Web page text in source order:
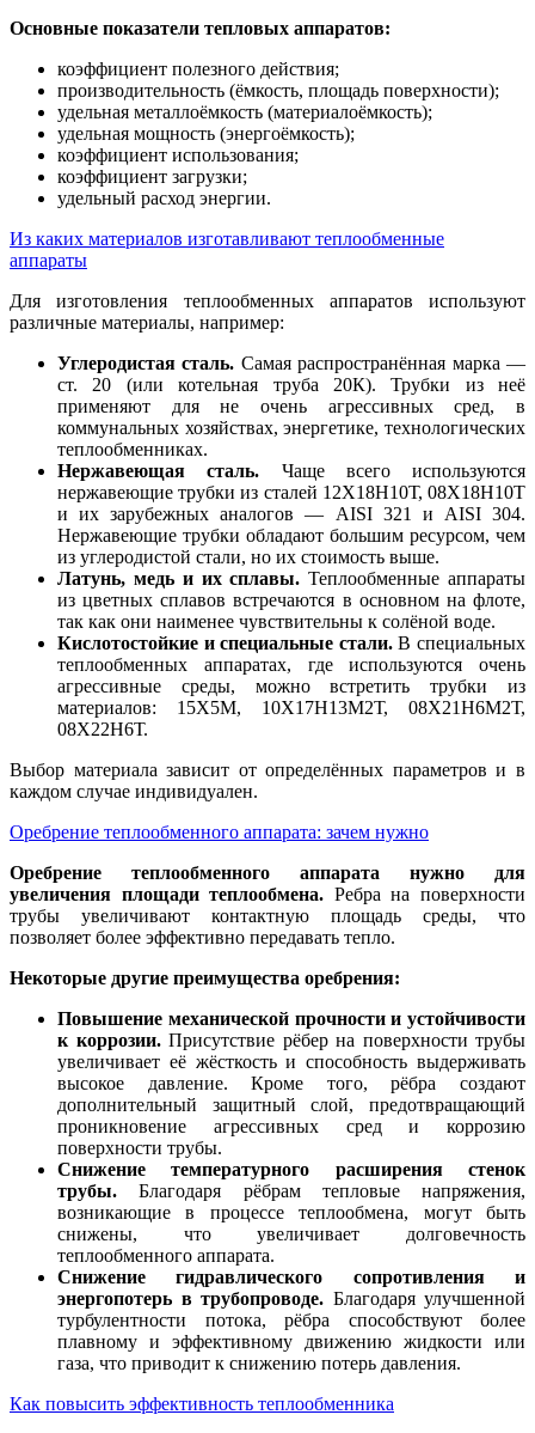
Основные показатели тепловых аппаратов:
коэффициент полезного действия;
производительность (ёмкость, площадь поверхности);
удельная металлоёмкость (материалоёмкость);
удельная мощность (энергоёмкость);
коэффициент использования;
коэффициент загрузки;
удельный расход энергии.
Из каких материалов изготавливают теплообменные
аппараты
Для изготовления теплообменных аппаратов используют
различные материалы, например:
Углеродистая сталь. Самая распространённая марка —
ст. 20 (или котельная труба 20К). Трубки из неё
применяют для не очень агрессивных сред, в
коммунальных хозяйствах, энергетике, технологических
теплообменниках.
Нержавеющая сталь. Чаще всего используются
нержавеющие трубки из сталей 12Х18Н10Т, 08Х18Н10Т
и их зарубежных аналогов — AISI 321 и AISI 304.
Нержавеющие трубки обладают большим ресурсом, чем
из углеродистой стали, но их стоимость выше.
Латунь, медь и их сплавы. Теплообменные аппараты
из цветных сплавов встречаются в основном на флоте,
так как они наименее чувствительны к солёной воде.
Кислотостойкие и специальные стали.В специальных
теплообменных аппаратах, где используются очень
агрессивные среды, можно встретить трубки из
материалов: 15Х5М, 10Х17Н13М2Т, 08Х21Н6М2Т,
08Х22Н6Т.
Выбор материала зависит от определённых параметров и в
каждом случае индивидуален.
Оребрение теплообменного аппарата: зачем нужно
Оребрение теплообменного аппарата нужно для
увеличения площади теплообмена. Ребра на поверхности
трубы увеличивают контактную площадь среды, что
позволяет более эффективно передавать тепло.
Некоторые другие преимущества оребрения:
Повышение механической прочности и устойчивости
к коррозии.Присутствие рёбер на поверхности трубы
увеличивает её жёсткость и способность выдерживать
высокое давление. Кроме того, рёбра создают
дополнительный защитный слой, предотвращающий
проникновение агрессивных сред и коррозию
поверхности трубы.
Снижение температурного расширения стенок
трубы. Благодаря рёбрам тепловые напряжения,
возникающие в процессе теплообмена, могут быть
снижены, что увеличивает долговечность
теплообменного аппарата.
Снижение гидравлического сопротивления и
энергопотерь в трубопроводе. Благодаря улучшенной
турбулентности потока, рёбра способствуют более
плавному и эффективному движению жидкости или
газа, что приводит к снижению потерь давления.
Как повысить эффективность теплообменника